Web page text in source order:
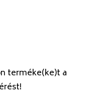
terméke(ke)t a